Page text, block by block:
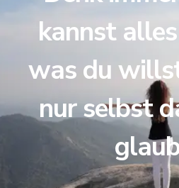
kannst alles
was du
nur selbst